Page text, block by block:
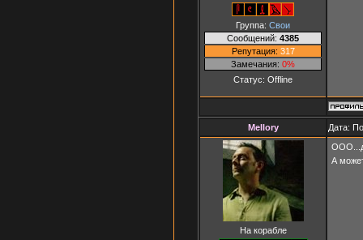
Группа: Свои
Сообщений: 4385
Репутация: 317
Замечания: 0%
Статус: Offline
Mellory Дата:
На корабле
А